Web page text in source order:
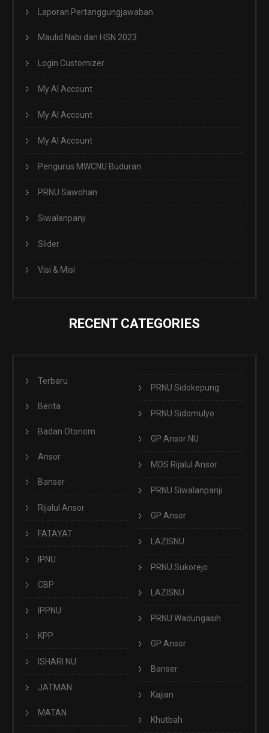
Laporan Pertanggungjawaban
Maulid Nabi dan HSN 2023
Login Customizer
My AI Account
My AI Account
My AI Account
Pengurus MWCNU Buduran
PRNU Sawohan
Siwalanpanji
Slider
Visi & Misi
RECENT CATEGORIES
Terbaru
Berita
Badan Otonom
Ansor
Banser
Rijalul Ansor
FATAYAT
IPNU
CBP
IPPNU
KPP
ISHARI NU
JATMAN
MATAN
PRNU Sidokepung
PRNU Sidomulyo
GP Ansor NU
MDS Rijalul Ansor
PRNU Siwalanpanji
GP Ansor
LAZISNU
PRNU Sukorejo
LAZISNU
PRNU Wadungasih
GP Ansor
Banser
Kajian
Khutbah